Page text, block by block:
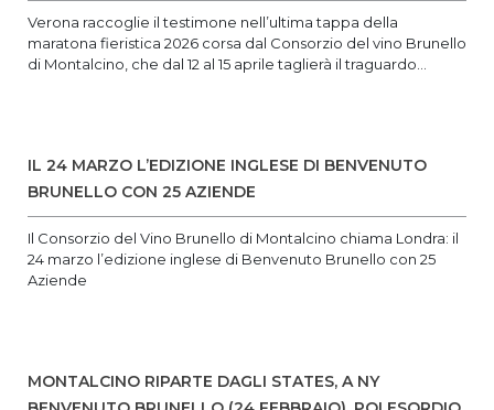
Verona raccoglie il testimone nell’ultima tappa della
maratona fieristica 2026 corsa dal Consorzio del vino Brunello
di Montalcino, che dal 12 al 15 aprile taglierà il traguardo...
IL 24 MARZO L’EDIZIONE INGLESE DI BENVENUTO
BRUNELLO CON 25 AZIENDE
Il Consorzio del Vino Brunello di Montalcino chiama Londra: il
24 marzo l’edizione inglese di Benvenuto Brunello con 25
Aziende
MONTALCINO RIPARTE DAGLI STATES, A NY